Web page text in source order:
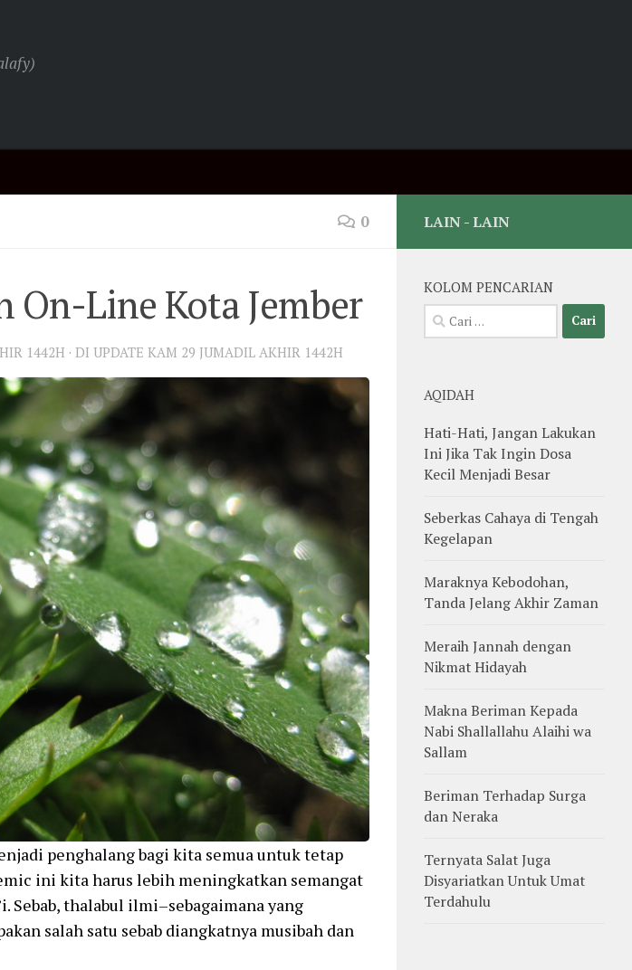
0
On-Line Kota Jember
1442H · DI UPDATE KAM 29 JUMADIL AKHIR 1442H
penghalang bagi kita semua untuk tetap
ini kita harus lebih meningkatkan semangat
Sebab, thalabul ilmi–sebagaimana yang
salah satu sebab diangkatnya musibah dan
LAIN - LAIN
KOLOM PENCARIAN
Cari
untuk:
AQIDAH
Hati-Hati, Jangan Lakukan
Ini Jika Tak Ingin Dosa
Kecil Menjadi Besar
Seberkas Cahaya di Tengah
Kegelapan
Maraknya Kebodohan,
Tanda Jelang Akhir Zaman
Meraih Jannah dengan
Nikmat Hidayah
Makna Beriman Kepada
Nabi Shallallahu Alaihi wa
Sallam
Beriman Terhadap Surga
dan Neraka
Ternyata Salat Juga
Disyariatkan Untuk Umat
Terdahulu